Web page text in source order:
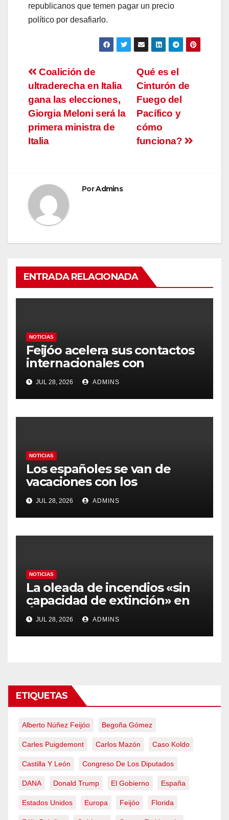
republicanos que temen pagar un precio
político por desafiarlo.
Navegación
de
entradas
Qué es el
Cinturón de
Fuego del
Pacífico y
cómo
funciona?
Coalición de
ultraderecha en Italia
gana las elecciones,
Giorgia Meloni será la
primera ministra de
Italia
PorAdmins
ENTRADA RELACIONADA
NOTICIAS
Feijóo acelera sus contactos
internacionales con
Latinoamérica como socio
prioritario en su agenda de
gobierno
JUL 28, 2026 ADMINS
NOTICIAS
Los españoles se van de
vacaciones con los
carburantes hasta un 21%
más caros que el año pasado
y los hoteles disparados
JUL 28, 2026 ADMINS
NOTICIAS
La oleada de incendios «sin
capacidad de extinción» en
Ávila y al oeste de Madrid
obliga a declarar la
emergencia nacional
JUL 28, 2026 ADMINS
ETIQUETAS
Alberto Núñez Feijóo Begoña Gómez
Carles Puigdemont Carlos Mazón Caso Koldo
Castilla Y León Congreso De Los Diputados
DANA Donald Trump El Gobierno España
Estados Unidos Europa Feijóo Florida